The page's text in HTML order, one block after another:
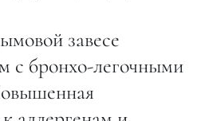
завесе
с бронхо-легочными